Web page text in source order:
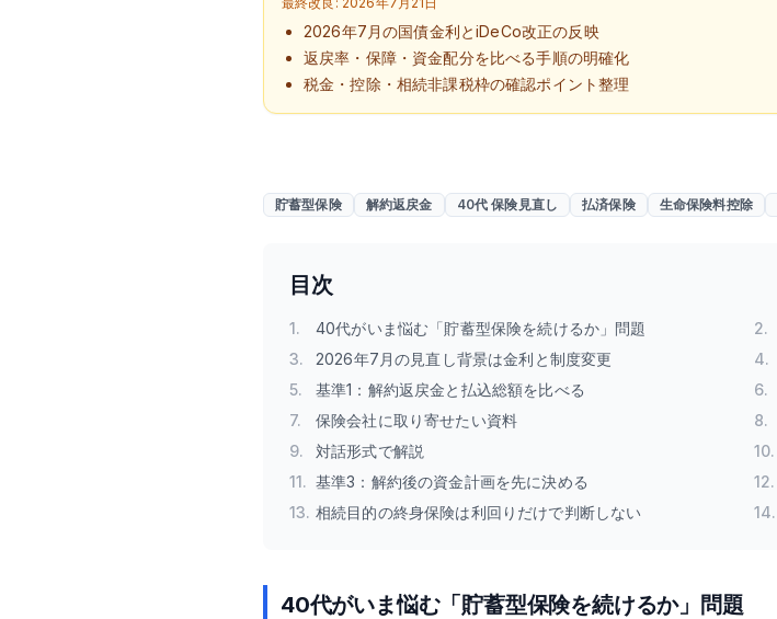
2026年7月の国債金利とiDeCo改正の反映
返戻率・保障・資金配分を比べる手順の明確化
税金・控除・相続非課税枠の確認ポイント整理
貯蓄型保険 解約返戻金 40代 保険見直し 払済保険 生命保険料控除
目次
1. 40代がいま悩む「貯蓄型保険を続けるか」問題 2.
3. 2026年7月の見直し背景は金利と制度変更 4.
5. 基準1：解約返戻金と払込総額を比べる 6.
7. 保険会社に取り寄せたい資料 8.
9. 対話形式で解説 10.
11. 基準3：解約後の資金計画を先に決める 12.
13. 相続目的の終身保険は利回りだけで判断しない 14.
40代がいま悩む「貯蓄型保険を続けるか」問題